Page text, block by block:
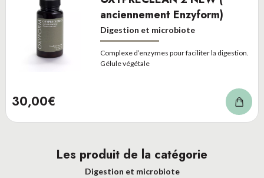
anciennement Enzyform)
Digestion et microbiote
Complexe d’enzymes pour faciliter la digestion.
Gélule végétale
30,00€
Les produit de la catégorie
Digestion et microbiote